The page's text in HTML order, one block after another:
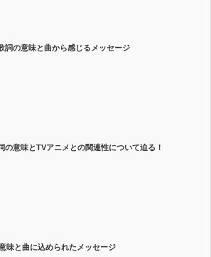
詞の意味と曲から感じるメッセージ
意味とTVアニメとの関連性について迫る！
味と曲に込められたメッセージ